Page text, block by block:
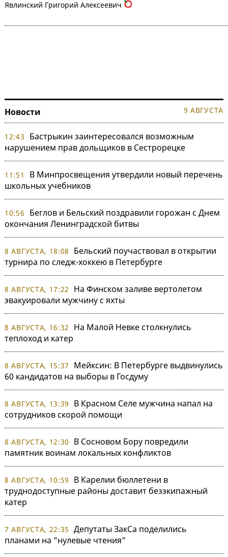
Явлинский Григорий Алексеевич
Новости 9 АВГУСТА
12:43
Бастрыкин заинтересовался возможным
нарушением прав дольщиков в Сестрорецке
11:51
В Минпросвещения утвердили новый перечень
школьных учебников
10:56
Беглов и Бельский поздравили горожан с Днем
окончания Ленинградской битвы
8 АВГУСТА, 18:08
Бельский поучаствовал в открытии
турнира по следж-хоккею в Петербурге
8 АВГУСТА, 17:22
На Финском заливе вертолетом
эвакуировали мужчину с яхты
8 АВГУСТА, 16:32
На Малой Невке столкнулись
теплоход и катер
8 АВГУСТА, 15:37
Мейксин: В Петербурге выдвинулись
60 кандидатов на выборы в Госдуму
8 АВГУСТА, 13:39
В Красном Селе мужчина напал на
сотрудников скорой помощи
8 АВГУСТА, 12:30
В Сосновом Бору повредили
памятник воинам локальных конфликтов
8 АВГУСТА, 10:59
В Карелии бюллетени в
труднодоступные районы доставит безэкипажный
катер
7 АВГУСТА, 22:35 Депутаты ЗакСа поделились
планами на "нулевые чтения"